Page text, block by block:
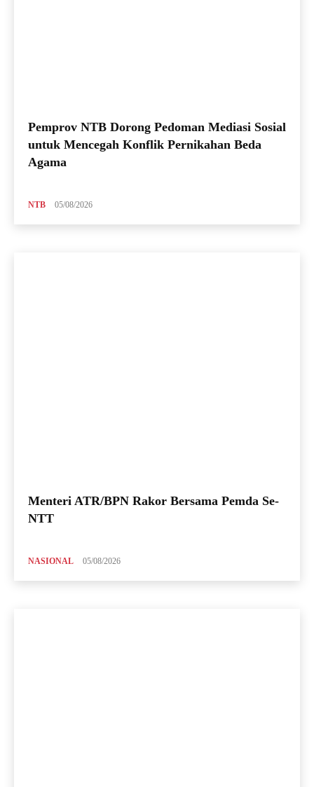
Pemprov NTB Dorong Pedoman Mediasi Sosial
untuk Mencegah Konflik Pernikahan Beda
Agama
NTB 05/08/2026
Menteri ATR/BPN Rakor Bersama Pemda Se-
NTT
NASIONAL 05/08/2026